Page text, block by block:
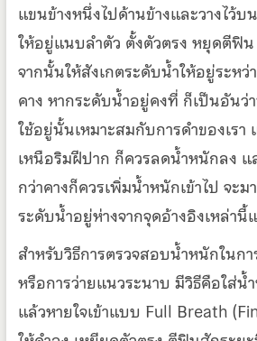
แขนข้างหนึ่งไปด้านข้างและวางไว้
ให้อยู่แนบลำตัว ตั้งตัวตรง หยุดตีฟิ
จากนั้นให้สังเกตระดับน้ำให้อยู่ระหว่
คาง หากระดับน้ำอยู่คงที่ ก็เป็นอันว่
ใช้อยู่นั้นเหมาะสมกับการดำของเร
เหนือริมฝีปาก ก็ควรลดน้ำหนักลง แ
กว่าคางก็ควรเพิ่มน้ำหนักเข้าไป จะ
ระดับน้ำอยู่ห่างจากจุดอ้างอิงเหล่านี้
สำหรับวิธีการตรวจสอบน้ำหนักในก
หรือการว่ายแนวระนาบ มีวิธีคือใส่น้
แล้วหายใจเข้าแบบ Full Breath